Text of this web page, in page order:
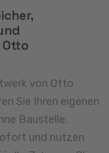
von Otto
Sie Ihren eigenen
Baustelle.
und nutzen